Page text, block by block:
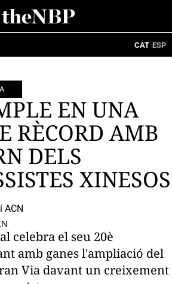
CAT ESP
EN UNA
RÈCORD AMB
DELS
XINESOS
celebra el seu 20è
amb ganes l'ampliació del
Via davant un creixement